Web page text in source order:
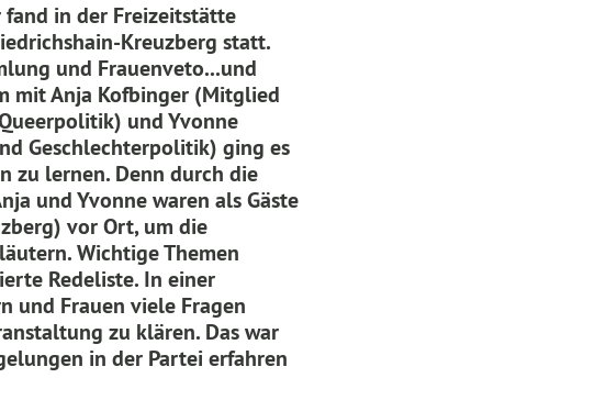
fand in der Freizeitstätte
Kreuzberg statt.
und Frauenveto...und
mit Anja Kofbinger (Mitglied
und Yvonne
Geschlechterpolitik) ging es
zu lernen. Denn durch die
und Yvonne waren als Gäste
vor Ort, um die
Wichtige Themen
Redeliste. In einer
und Frauen viele Fragen
zu klären. Daswar
in der Partei erfahren